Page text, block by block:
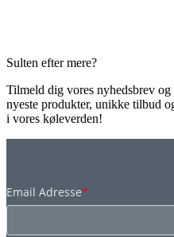
Sulten efter mere?
Tilmeld dig vores nyhedsbrev
nyeste produkter, unikke tilbud
i vores køleverden!
Email Adresse*